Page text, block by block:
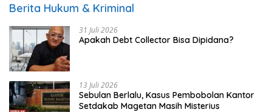
Berita Hukum & Kriminal
31 Juli 2026
Apakah Debt Collector Bisa Dipidana?
13 Juli 2026
Sebulan Berlalu, Kasus Pembobolan Kantor
Setdakab Magetan Masih Misterius